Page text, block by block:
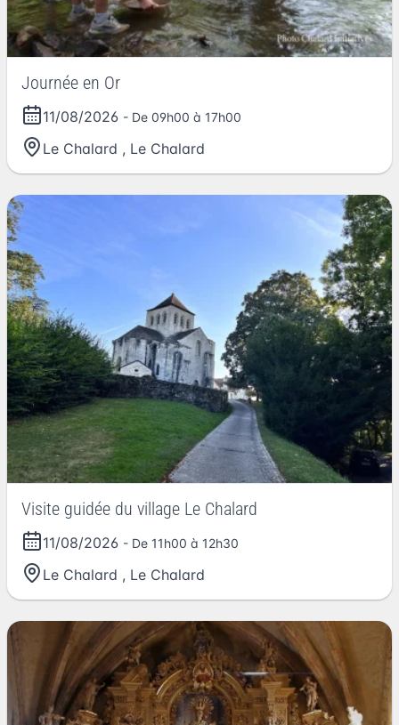
Journée en Or
11/08/2026 - De 09h00 à 17h00
Le Chalard , Le Chalard
Visite guidée du village Le Chalard
11/08/2026 - De 11h00 à 12h30
Le Chalard , Le Chalard